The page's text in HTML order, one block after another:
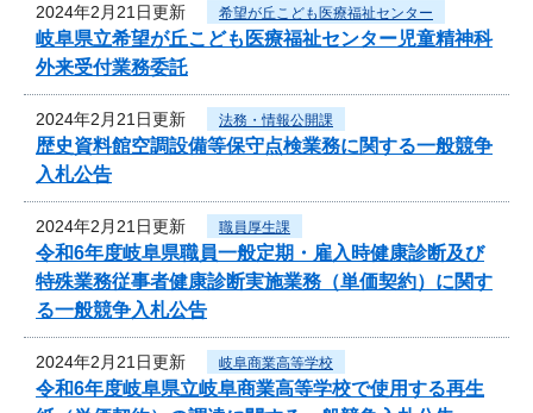
2024年2月21日更新 希望が丘こども医療福祉センター
岐阜県立希望が丘こども医療福祉センター児童精神科
外来受付業務委託
2024年2月21日更新 法務・情報公開課
歴史資料館空調設備等保守点検業務に関する一般競争
入札公告
2024年2月21日更新 職員厚生課
令和6年度岐阜県職員一般定期・雇入時健康診断及び
特殊業務従事者健康診断実施業務（単価契約）に関す
る一般競争入札公告
2024年2月21日更新 岐阜商業高等学校
令和6年度岐阜県立岐阜商業高等学校で使用する再生